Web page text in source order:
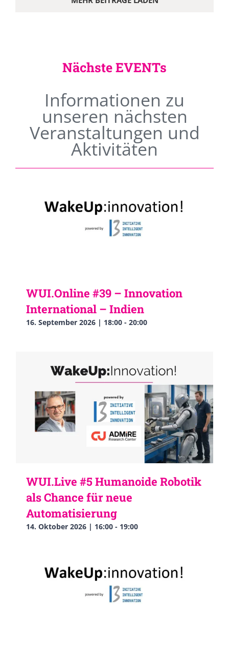
Nächste EVENTs
Informationen zu
unseren nächsten
Veranstaltungen und
Aktivitäten
WUI.Online #39 – Innovation
International – Indien
16. September 2026 | 18:00 - 20:00
WUI.Live #5 Humanoide Robotik
als Chance für neue
Automatisierung
14. Oktober 2026 | 16:00 - 19:00